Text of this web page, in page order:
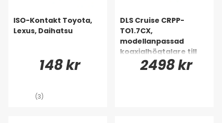
ISO-Kontakt Toyota,
Lexus, Daihatsu
148 kr
(3)
DLS Cruise CRPP-
TO1.7CX,
modellanpassad
koaxialhögtalare till
Toyota, Lexus & många
2498 kr